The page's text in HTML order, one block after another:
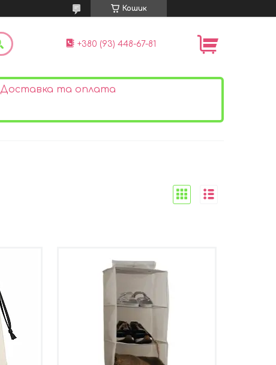
Кошик
+380 (93) 448-67-81
Доставка та оплата